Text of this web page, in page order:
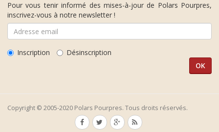
Pour vous tenir informé des mises-à-jour de Polars Pourpres,
inscrivez-vous à notre newsletter !
Inscription Désinscription
Copyright © 2005-2020 Polars Pourpres. Tous droits réservés.